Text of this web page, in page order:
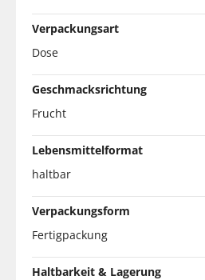
Verpackungsart
Dose
Geschmacksrichtung
Frucht
Lebensmittelformat
haltbar
Verpackungsform
Fertigpackung
Haltbarkeit & Lagerung